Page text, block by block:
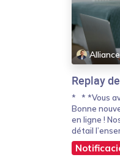
Replay
* * *Vous
Bonne
en ligne !
détail